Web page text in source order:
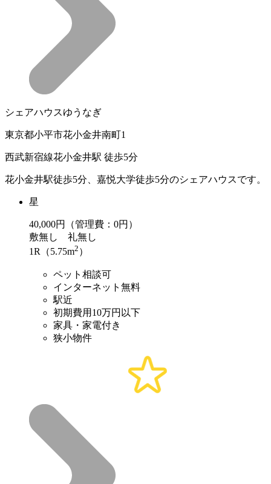
シェアハウスゆうなぎ
東京都小平市花小金井南町1
西武新宿線花小金井駅 徒歩5分
花小金井駅徒歩5分、嘉悦大学徒歩5分のシェアハウスです。
星
40,000円（管理費：0円）
敷無し 礼無し
1R（5.75m2 ）
ペット相談可
インターネット無料
駅近
初期費用10万円以下
家具・家電付き
狭小物件